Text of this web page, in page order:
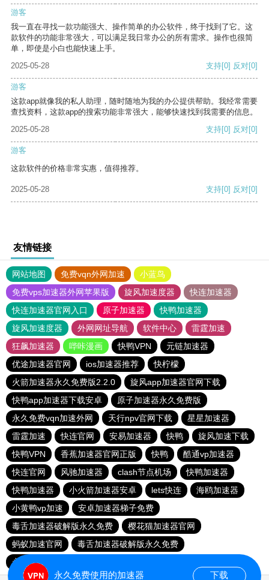
游客
我一直在寻找一款功能强大、操作简单的办公软件，终于找到了它。这
款软件的功能非常强大，可以满足我日常办公的所有需求。操作也很简
单，即使是小白也能快速上手。
2025-05-28
支持[0] 反对[0]
游客
这款app就像我的私人助理，随时随地为我的办公提供帮助。我经常需要
查找资料，这款app的搜索功能非常强大，能够快速找到我需要的信息。
2025-05-28
支持[0] 反对[0]
游客
这款软件的价格非常实惠，值得推荐。
2025-05-28 支持[0] 反对[0]
友情链接
网站地图 免费vqn外网加速
小蓝鸟
免费vps加速器外网苹果版
旋风加速度器
快连加速器
快连加速器官网入口
原子加速器
快鸭加速器
旋风加速度器
外网网址导航 软件中心
雷霆加速
狂飙加速器
哔咔漫画 快鸭VPN
元链加速器
优途加速器官网
ios加速器推荐
快柠檬
火箭加速器永久免费版2.2.0
旋风app加速器官网下载
快鸭app加速器下载安卓
原子加速器永久免费版
永久免费vqn加速外网
天行npv官网下载
星星加速器
雷霆加速
快连官网 安易加速器 快鸭
旋风加速下载
快鸭VPN
香蕉加速器官网正版 快鸭
酷通vp加速器
快连官网
风驰加速器 clash节点机场
快鸭加速器
快鸭加速器
小火箭加速器安卓 lets快连
海鸥加速器
小黄鸭vp加速
安卓加速器梯子免费
毒舌加速器破解版永久免费
樱花猫加速器官网
蚂蚁加速官网
毒舌加速器破解版永久免费
永久不收费的加速器
永久免费使用的加速器 下载